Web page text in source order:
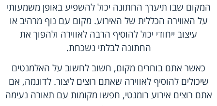
המקום שבו תיערך החתונה יכול להשפיע באופן משמעותי
על האווירה הכללית של האירוע. מקום עם נוף מרהיב או
עיצוב ייחודי יכול להוסיף הרבה לאווירה ולהפוך את
החתונה לבלתי נשכחת.
כאשר אתם בוחרים מקום, חשוב לחשוב על האלמנטים
שיכולים להוסיף לאווירה שאתם רוצים ליצור. לדוגמה, אם
אתם רוצים אירוע רומנטי, חפשו מקומות עם תאורה נעימה